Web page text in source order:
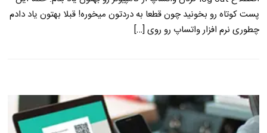
پست کوتاه رو بخونید چون قطعا به دردتون میخوره! قبلا بهتون یاد دادم
چطوری نرم افزار واتساپ رو روی […]